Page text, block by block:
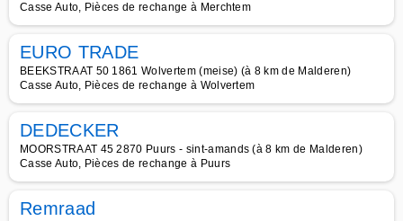
Casse Auto, Pièces de rechange à Merchtem
EURO TRADE
BEEKSTRAAT 50 1861 Wolvertem (meise) (à 8 km de Malderen)
Casse Auto, Pièces de rechange à Wolvertem
DEDECKER
MOORSTRAAT 45 2870 Puurs - sint-amands (à 8 km de Malderen)
Casse Auto, Pièces de rechange à Puurs
Remraad